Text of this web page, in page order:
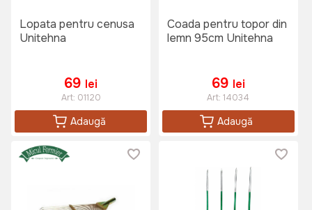
Lopata pentru cenusa
Unitehna
69 lei
Art: 01120
Adaugă
Coada pentru topor din
lemn 95cm Unitehna
69 lei
Art: 14034
Adaugă